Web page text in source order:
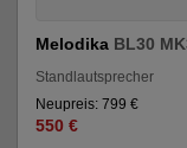
Melodika BL30
Standlautsprecher
Neupreis: 799 €
550 €